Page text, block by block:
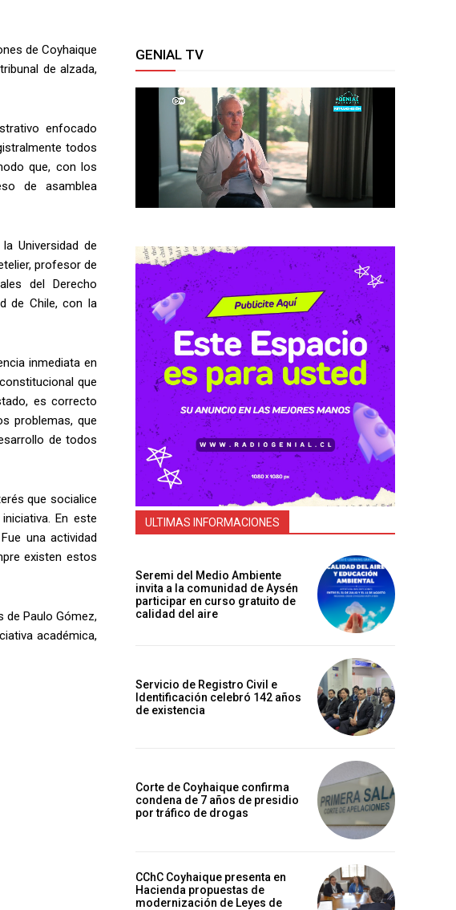
de Coyhaique
de alzada,
enfocado
todos
que, con los
de asamblea
Universidad de
profesor de
del Derecho
de Chile, con la
inmediata en
que
es correcto
problemas, que
de todos
que socialice
En este
una actividad
existen estos
de Paulo Gómez,
académica,
GENIAL TV
ULTIMAS INFORMACIONES
Seremi del Medio Ambiente
invita a la comunidad de Aysén
participar en curso gratuito de
calidad del aire
Servicio de Registro Civil e
Identificación celebró 142 años
de existencia
Corte de Coyhaique confirma
condena de 7 años de presidio
por tráfico de drogas
CChC Coyhaique presenta en
Hacienda propuestas de
modernización de Leyes de